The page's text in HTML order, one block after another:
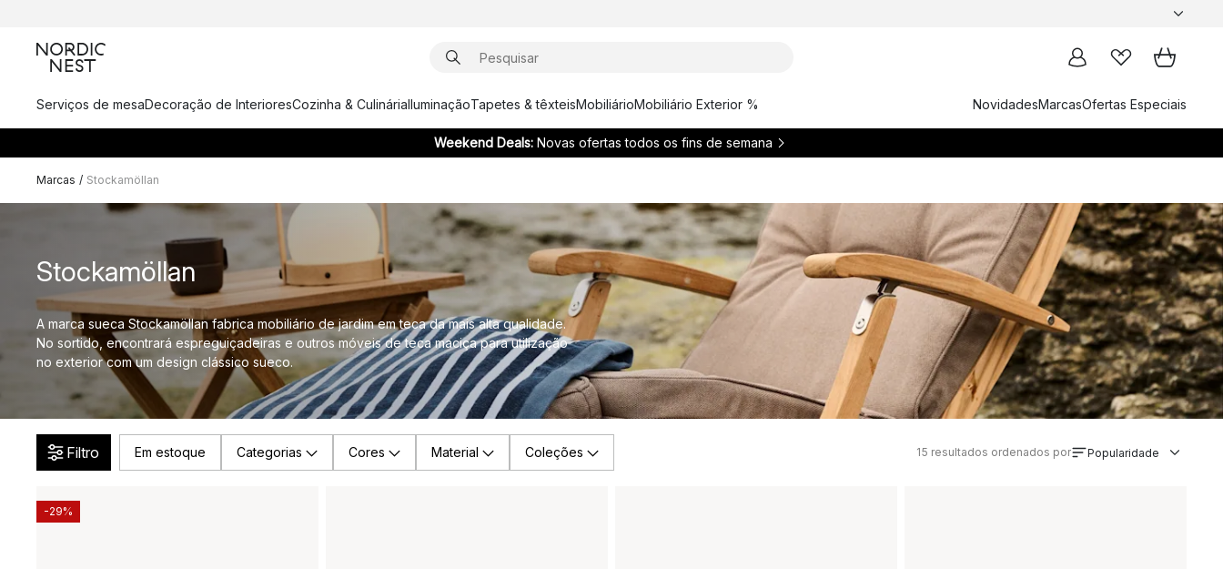
Serviços de mesaDecoração de InterioresCozinha & CulináriaIluminaçãoTapetes & têxteisMobiliárioMobiliário Exterior % NovidadesMarcasOfertas Especiais
Weekend Deals: Novas ofertas todos os fins de semana
Marcas / Stockamöllan
Stockamöllan
A marca sueca Stockamöllan fabrica mobiliário de jardim em teca da mais alta qualidade.
No sortido, encontrará espreguiçadeiras e outros móveis de teca maciça para utilização
no exterior com um design clássico sueco.
Filtro Em estoque Categorias Cores Material Coleções 15 resultados ordenados por Popularidade
-29%